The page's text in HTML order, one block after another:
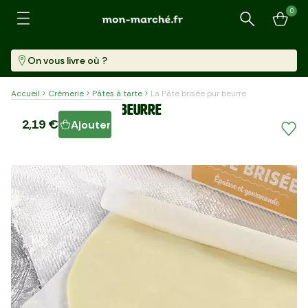
Recherche
0
On vous livre où ?
Accueil Crèmerie Pâtes à tarte La Pâte brisée pur beurre
La Pâte brisée pur beurre
2,19 € Ajouter